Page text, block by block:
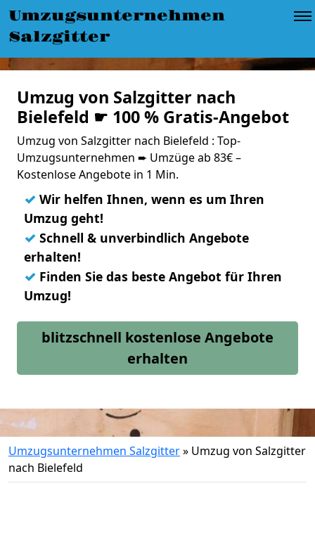
Umzugsunternehmen
Salzgitter
Umzug von Salzgitter nach
Bielefeld ☛ 100 % Gratis-Angebot
Umzug von Salzgitter nach Bielefeld : Top-
Umzugsunternehmen ➨ Umzüge ab 83€ –
Kostenlose Angebote in 1 Min.
✓ Wir helfen Ihnen, wenn es um Ihren
Umzug geht!
✓ Schnell & unverbindlich Angebote
erhalten!
✓ Finden Sie das beste Angebot für Ihren
Umzug!
blitzschnell kostenlose Angebote
erhalten
Umzugsunternehmen Salzgitter» Umzug von Salzgitter
nach Bielefeld